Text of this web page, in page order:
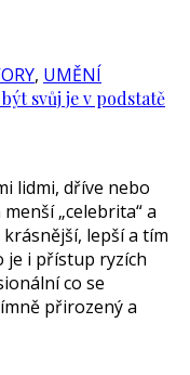
, UMĚNÍ
svůj je v podstatě
lidmi, dříve nebo
„celebrita“ a
lepší a tím
je i přístup ryzích
co se
přirozený a